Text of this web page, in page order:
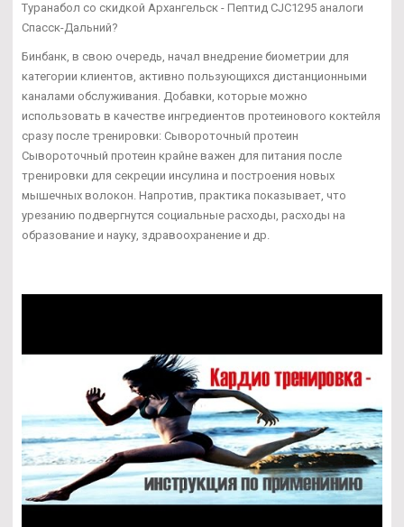
Туранабол со скидкой Архангельск - Пептид CJC1295 аналоги
Спасск-Дальний?
Бинбанк, в свою очередь, начал внедрение биометрии для
категории клиентов, активно пользующихся дистанционными
каналами обслуживания. Добавки, которые можно
использовать в качестве ингредиентов протеинового коктейля
сразу после тренировки: Сывороточный протеин
Сывороточный протеин крайне важен для питания после
тренировки для секреции инсулина и построения новых
мышечных волокон. Напротив, практика показывает, что
урезанию подвергнутся социальные расходы, расходы на
образование и науку, здравоохранение и др.